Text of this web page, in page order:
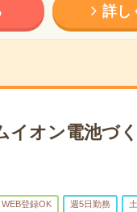
詳し
イオン電池づ
WEB登録OK 週5日勤務